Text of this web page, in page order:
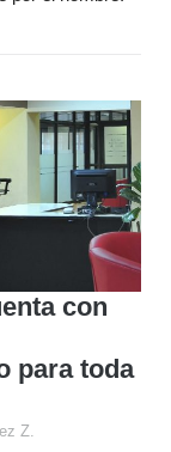
con
para toda
Z.